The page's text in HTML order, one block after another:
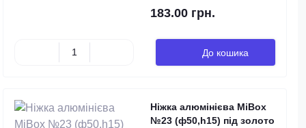
183.00 грн.
До кошика
Ніжка алюмінієва MiBox
№23 (ф50,h15) під золото